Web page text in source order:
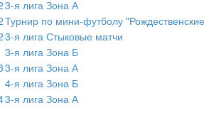
3-я лига Зона А
Турнир по мини-футболу
3-я лига Стыковые матчи
3-я лига Зона Б
3-я лига Зона А
4-я лига Зона Б
3-я лига Зона А